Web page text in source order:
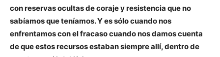
con reservas ocultas de coraje y resistencia que no
sabíamos que teníamos. Y es sólo cuando nos
enfrentamos con el fracaso cuando nos damos cuenta
de que estos recursos estaban siempre allí, dentro de